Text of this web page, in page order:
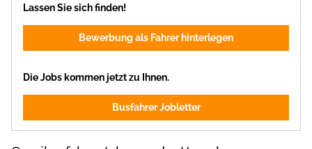
Lassen Sie sich finden!
Bewerbung als Fahrer hinterlegen
Die Jobs kommen jetzt zu Ihnen.
Busfahrer Jobletter